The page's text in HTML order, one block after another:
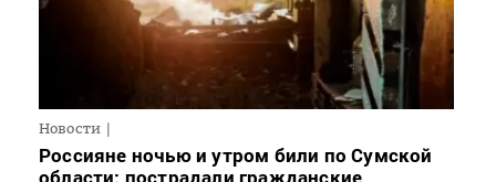
Новости
Россияне ночью и утром били по Сумской
области: пострадали гражданские